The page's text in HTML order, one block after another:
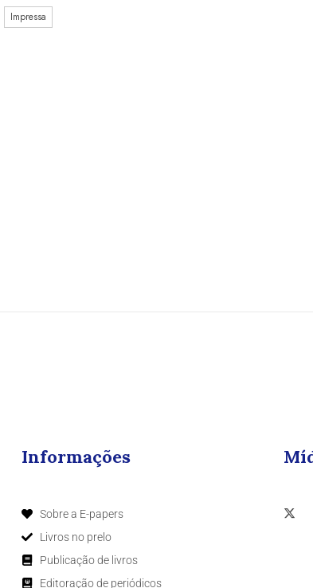
Impressa
Informações
Sobre a E-papers
Livros no prelo
Publicação de livros
Editoração de periódicos